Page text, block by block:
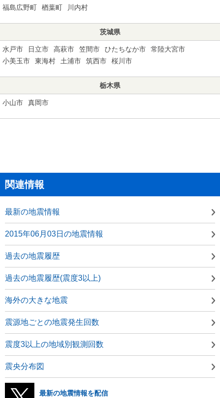
福島広野町
楢葉町 川内村
茨城県
水戸市 日立市 高萩市 笠間市 ひたちなか市
常陸大宮市
小美玉市
東海村 土浦市 筑西市 桜川市
栃木県
小山市 真岡市
関連情報
最新の地震情報
2015年06月03日の地震情報
過去の地震履歴
過去の地震履歴(震度3以上)
海外の大きな地震
震源地ごとの地震発生回数
震度3以上の地域別観測回数
震央分布図
最新の地震情報を配信